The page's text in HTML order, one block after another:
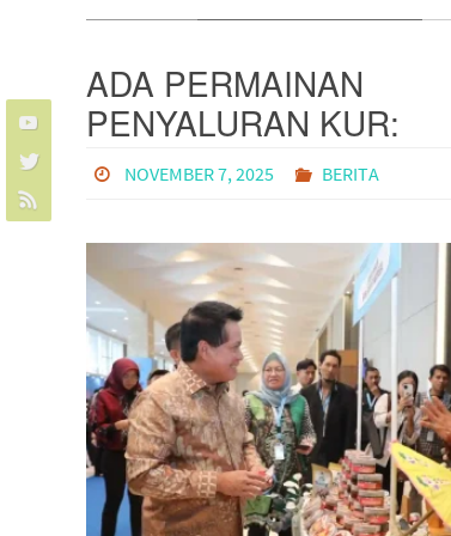
ADA PERMAINAN
PENYALURAN KUR:
MENTERI KEUANGAN
LAPORAN BANK YANG
TIDAK SESUAI?
NOVEMBER 7, 2025 BERITA